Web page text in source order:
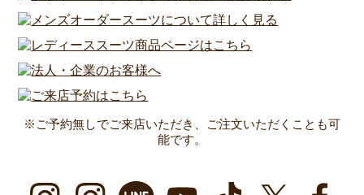
※ご予約無しでご来店いただき、ご注文いただくことも可
能です。